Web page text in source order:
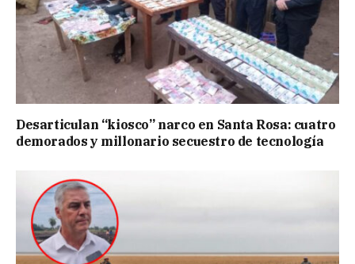
Desarticulan “kiosco” narco en Santa Rosa: cuatro
demorados y millonario secuestro de tecnología